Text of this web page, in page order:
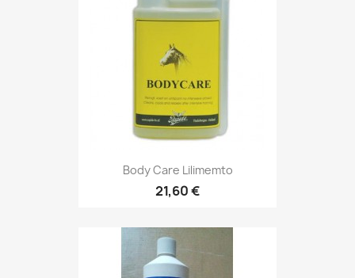
Body Care Lilimemto
21,60 €